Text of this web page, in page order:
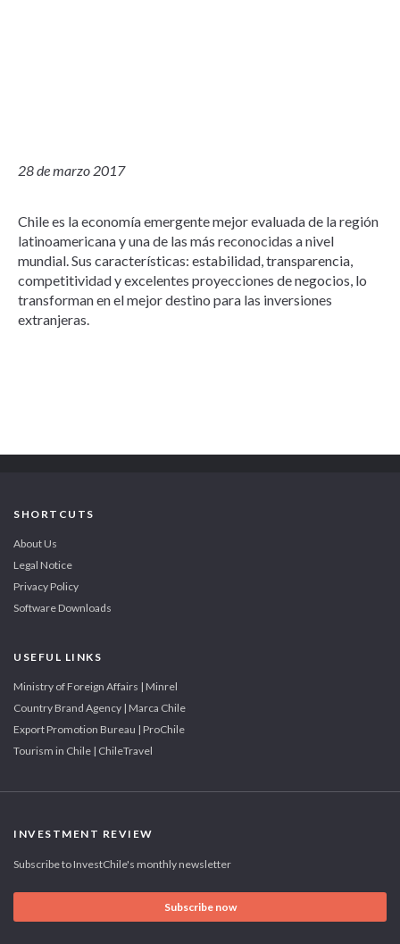
28 de marzo 2017
Chile es la economía emergente mejor evaluada de la región
latinoamericana y una de las más reconocidas a nivel
mundial. Sus características: estabilidad, transparencia,
competitividad y excelentes proyecciones de negocios, lo
transforman en el mejor destino para las inversiones
extranjeras.
SHORTCUTS
About Us
Legal Notice
Privacy Policy
Software Downloads
USEFUL LINKS
Ministry of Foreign Affairs | Minrel
Country Brand Agency | Marca Chile
Export Promotion Bureau | ProChile
Tourism in Chile | ChileTravel
INVESTMENT REVIEW
Subscribe to InvestChile's monthly newsletter
Subscribe now